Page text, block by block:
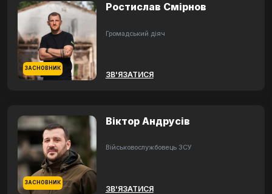
ЗАСНОВНИК
Ростислав Смірнов
Громадський діяч
ЗВ'ЯЗАТИСЯ
ЗАСНОВНИК
Віктор Андрусів
Військовослужбовець ЗСУ
ЗВ'ЯЗАТИСЯ